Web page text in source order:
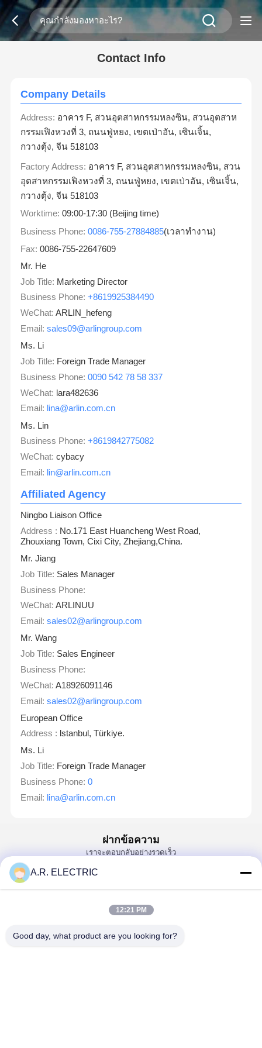
Contact Info
Company Details
Address: อาคาร F, สวนอุตสาหกรรมหลงซิน, สวนอุตสาห
กรรมเฟิงหวงที่ 3, ถนนฟู่หยง, เขตเป่าอัน, เซินเจิ้น,
กวางตุ้ง, จีน 518103
Factory Address: อาคาร F, สวนอุตสาหกรรมหลงซิน, สวน
อุตสาหกรรมเฟิงหวงที่ 3, ถนนฟู่หยง, เขตเป่าอัน, เซินเจิ้น,
กวางตุ้ง, จีน 518103
Worktime: 09:00-17:30 (Beijing time)
Business Phone: 0086-755-27884885(เวลาทำงาน)
Fax: 0086-755-22647609
Mr. He
Job Title: Marketing Director
Business Phone: +8619925384490
WeChat: ARLIN_hefeng
Email: sales09@arlingroup.com
Ms. Li
Job Title: Foreign Trade Manager
Business Phone: 0090 542 78 58 337
WeChat: lara482636
Email: lina@arlin.com.cn
Ms. Lin
Business Phone: +8619842775082
WeChat: cybacy
Email: lin@arlin.com.cn
Affiliated Agency
Ningbo Liaison Office
Address : No.171 East Huancheng West Road,
Zhouxiang Town, Cixi City, Zhejiang,China.
Mr. Jiang
Job Title: Sales Manager
Business Phone:
WeChat: ARLINUU
Email: sales02@arlingroup.com
Mr. Wang
Job Title: Sales Engineer
Business Phone:
WeChat: A18926091146
Email: sales02@arlingroup.com
European Office
Address : lstanbul, Türkiye.
Ms. Li
Job Title: Foreign Trade Manager
Business Phone: 0
Email: lina@arlin.com.cn
ฝากข้อความ
เราจะตอบกลับอย่างรวดเร็ว
Email
A.R. ELECTRIC
12:21 PM
Good day, what product are you looking for?